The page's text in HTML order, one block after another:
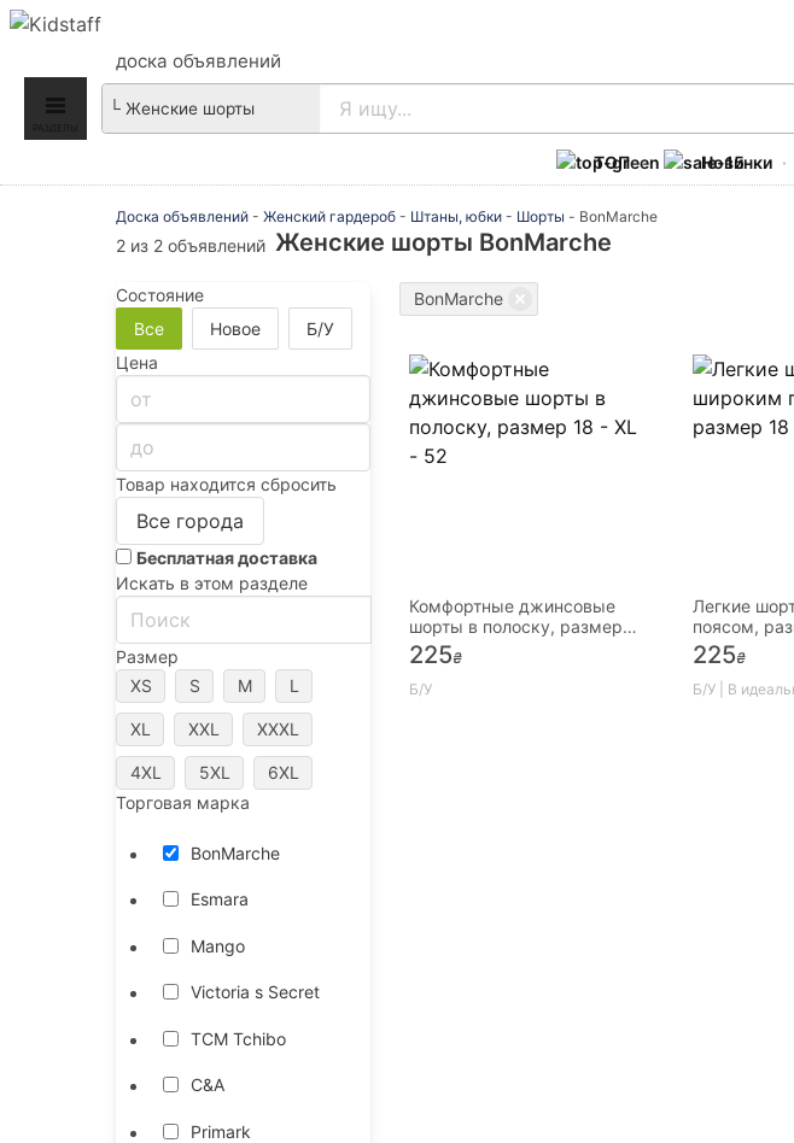
доска объявлений
ТОП Новинки
Доска объявлений - Женский гардероб - Штаны, юбки - Шорты - BonMarche
2 из 2 объявлений Женские шорты BonMarche
Состояние
Все
Новое
Б/У
Цена
Товар находится сбросить
Все города
Бесплатная доставка
Искать в этом разделе
Размер
XS
S M L
XL XXL XXXL
4XL 5XL
6XL
Торговая марка
BonMarche
Esmara
Mango
Victoria s Secret
TCM Tchibo
C&A
Primark
BonMarche
Комфортные джинсовые
шорты в полоску, размер
18 - XL - 52
225₴
Б/У
Легкие
поясом,
225₴
Б/У | В